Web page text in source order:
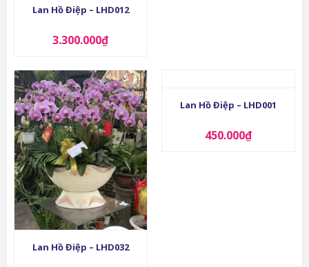
Lan Hồ Điệp – LHD012
3.300.000₫
Lan Hồ Điệp – LHD032
Lan Hồ Điệp – LHD001
450.000₫